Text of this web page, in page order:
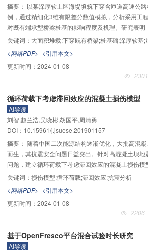
数在桩间距为4d之前增长较快，在4d之后增长变缓慢
群桩效应系数达到稳定，倾斜桩基在6d时达到稳定
8°时的倾斜桩基群桩效应系数最大。
摘要： 以某深厚软土区海堤填筑下穿含匝道高速公
例，通过精细化3维有限差分数值模拟，分析采用工
对既有端承型桥梁桩基的影响程度及机理。研究表
设计优化，选定了钻孔灌注桩+框架梁+高压旋喷的加
好的整体刚度和协同受力特性，高压旋喷在上部软
变形量。2）附加荷载在框架梁中充分形成压力拱，
压，有效控制两侧匝道下桩基的附加水平位移，在沿
灌注桩和框架梁内力，避免桩基产生过大附加弯矩
求。3）钻孔灌注桩+框架梁整体结构的有效性还体现
管的隔离保护，配合分层对称填筑工艺，可降低桥桩
基桩轴力增量作用显著。综上可知：精细化数值模拟
在评价复杂桩–土相互作用时的局限性，为研究工程
供必要的技术支撑。
关键词： 大面积堆载;下穿既有桥梁;桩基础;深厚软基
<网络PDF> <引用本文>
更新时间： 2024-01-08
2301
循环荷载下考虑滞回效应的混凝土损伤模型
AI导读
刘智,赵兰浩,吴晓彬,胡国平,周清勇
DOI：10.15961/j.jsuese.201901157
摘要： 随着中国二次能源结构逐渐优化，大批高混
而生，其抗震安全问题日益突出。针对高混凝土坝
问题，建立循环荷载下考虑滞回效应的混凝土损伤
凝土实际变形特性的拉伸与压缩骨架线以考虑材料拉
化段系数以适应试验结果的离散性。采用不依赖于
载特征点表达式，搭建能够反映混凝土循环荷载作
路径与重新加载路径，并建议设立残余应变临界值解
变比值随应变增长的持续发散问题。模型将复杂多
试验和Koyna重力坝的震害模拟验证了模型在非线性
效性。研究为高混凝土坝的抗震分析及安全评价提供
关键词： 损伤模型;循环荷载;滞回效应;抗震分析
<网络PDF> <引用本文>
更新时间： 2024-01-08
2206
基于OpenFresco平台混合试验时长研究
AI导读